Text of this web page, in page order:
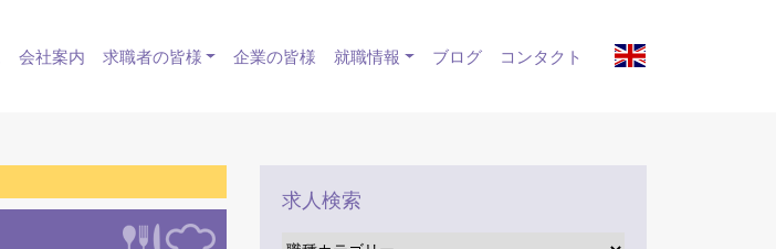
会社案内 求職者の皆様 企業の皆様 就職情報 ブログ コンタクト
求人検索